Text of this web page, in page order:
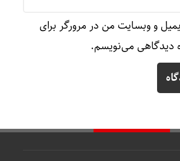
و وبسایت من در مرورگر برای
دیدگاهی می‌نویسم.